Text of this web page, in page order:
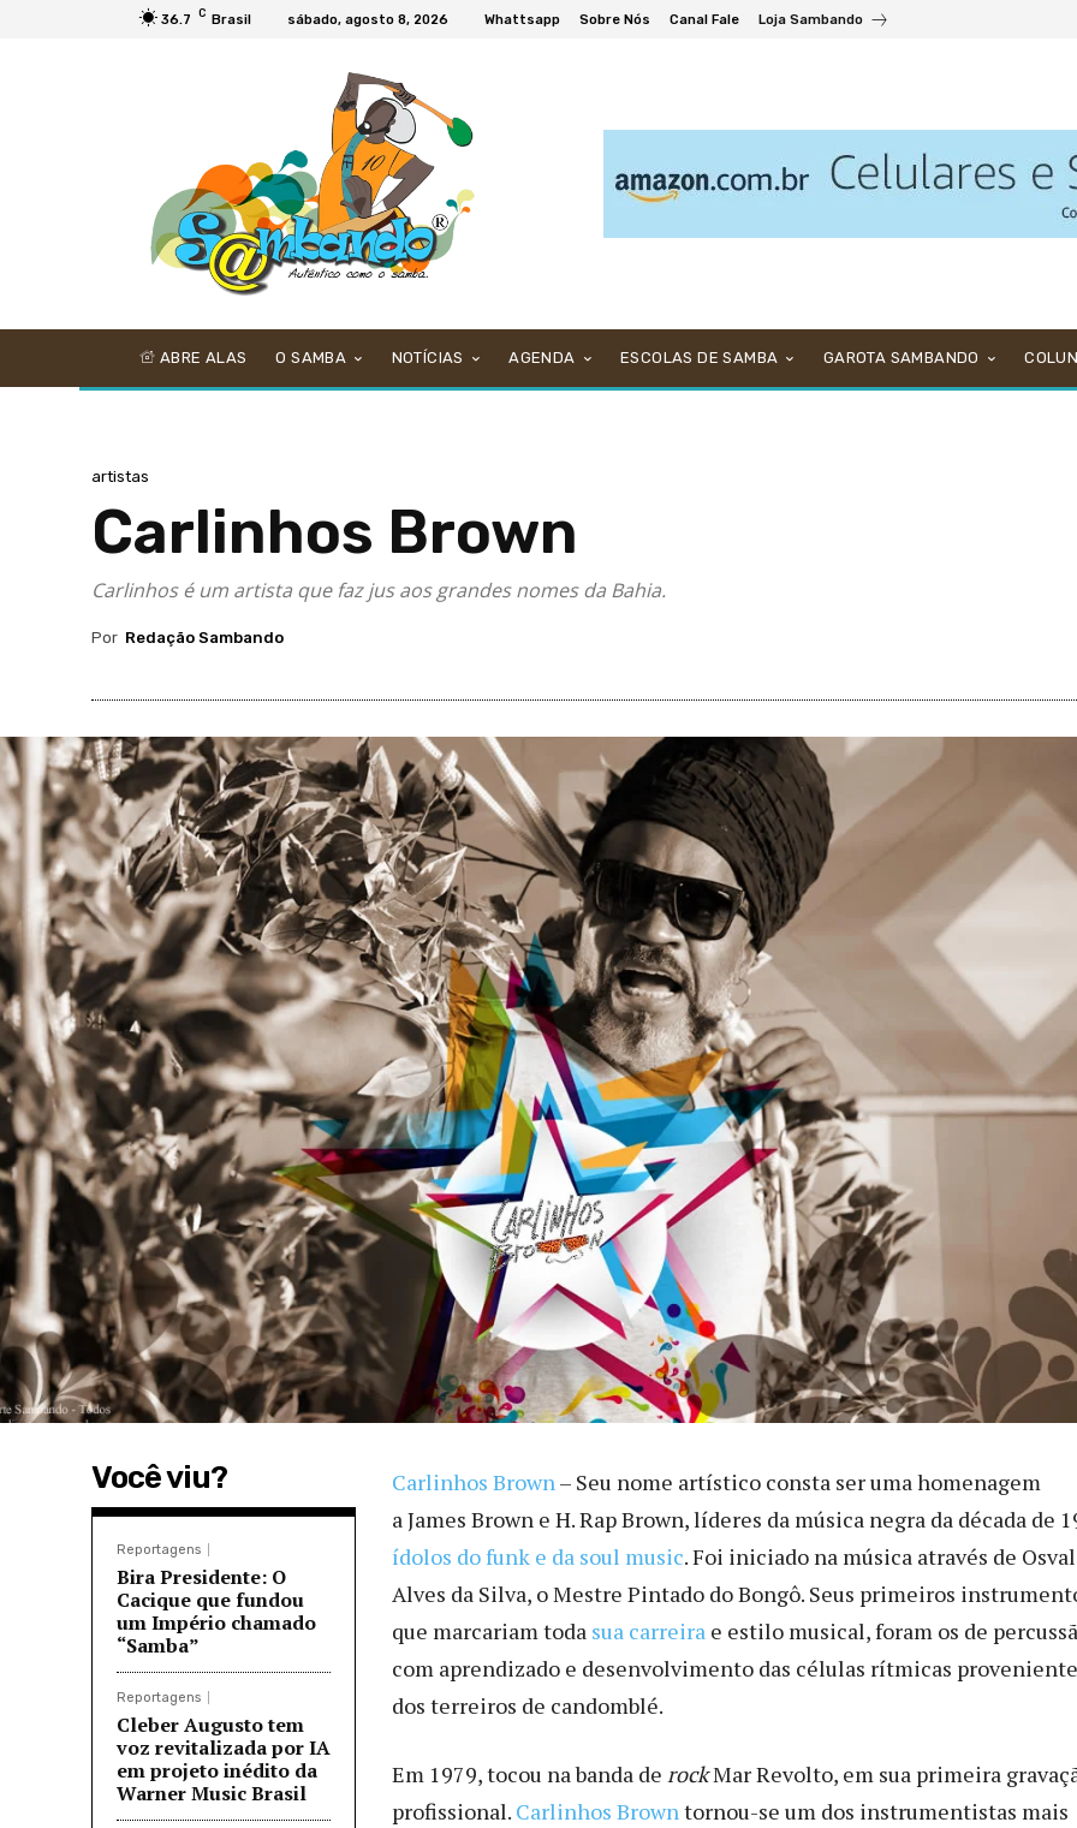
36.7 C Brasil sábado, agosto 8, 2026 Whattsapp Sobre Nós Canal Fale Loja Sambando
ABRE ALAS O SAMBA NOTÍCIAS AGENDA ESCOLAS DE SAMBA GAROTA SAMBANDO
artistas
Carlinhos Brown
Carlinhos é um artista que faz jus aos grandes nomes da Bahia.
Por Redação Sambando
Você viu?
Reportagens
Bira Presidente: O
Cacique que fundou
um Império chamado
“Samba”
Reportagens
Cleber Augusto tem
voz revitalizada por IA
em projeto inédito da
Warner Music Brasil
Carlinhos Brown– Seu nome artístico consta ser uma homenagem
a James Brown e H. Rap Brown, líderes da música negra da década de
ídolos do funk e da soul music. Foi iniciado na música através de
Alves da Silva, o Mestre Pintado do Bongô. Seus primeiros
que marcariam toda sua carreira e estilo musical, foram os de
com aprendizado e desenvolvimento das células rítmicas
dos terreiros de candomblé.
Em 1979, tocou na banda de rockMar Revolto, em sua primeira
profissional. Carlinhos Browntornou-se um dos instrumentistas mais